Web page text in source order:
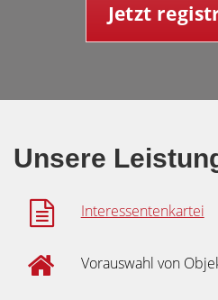
Jetzt
Unsere
Interessentenkartei
Vorauswahl von